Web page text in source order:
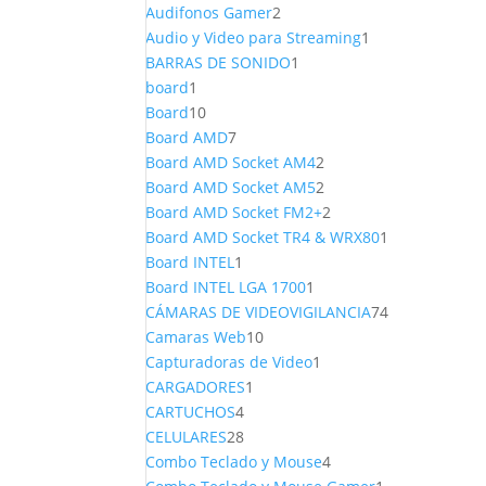
productos
Audifonos Gamer2
productos
Audio y Video para Streaming1
BARRAS DE SONIDO1
board1
producto
Board1010
productos
Board AMD77
productos
Board AMD Socket AM42
Board AMD Socket AM52
productos
Board AMD Socket FM2+2
productos
Board AMD Socket TR4 & WRX801
Board INTEL1
producto
Board INTEL LGA 17001
producto
CÁMARAS DE VIDEOVIGILANCIA7474
Camaras Web1010
productos
Capturadoras de Video1
CARGADORES1
CARTUCHOS44
productos
CELULARES2828
productos
Combo Teclado y Mouse44